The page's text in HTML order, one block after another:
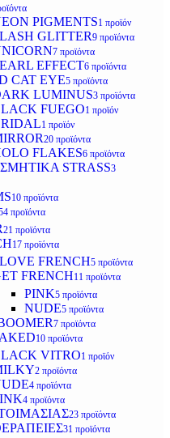
PIGMENTS1 προϊόν
GLITTER9 προϊόντα
7 προϊόντα
EFFECT6 προϊόντα
CAT EYE5 προϊόντα
LUMINUS3 προϊόντα
FUEGO1 προϊόν
1 προϊόν
20 προϊόντα
FLAKES6 προϊόντα
STRASS3
10 προϊόντα
προϊόντα
21 προϊόντα
17 προϊόντα
FRENCH5 προϊόντα
FRENCH11 προϊόντα
PINK5 προϊόντα
NUDE5 προϊόντα
7 προϊόντα
10 προϊόντα
VITRO1 προϊόν
2 προϊόντα
4 προϊόντα
4 προϊόντα
23 προϊόντα
31 προϊόντα